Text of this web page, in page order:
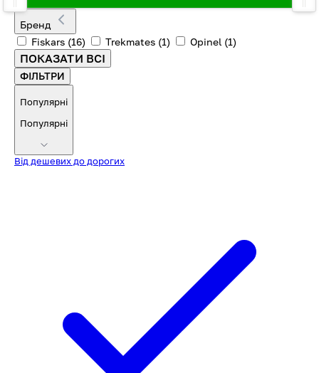
Бренд
Fiskars (16) Trekmates (1) Opinel (1)
ПОКАЗАТИ ВСІ
ФІЛЬТРИ
Популярні
Популярні
Від дешевих до дорогих